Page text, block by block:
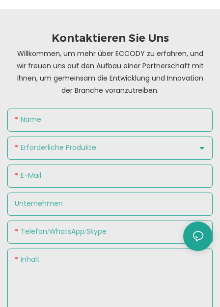
Kontaktieren Sie Uns
Willkommen, um mehr über ECCODY zu erfahren, und
wir freuen uns auf den Aufbau einer Partnerschaft mit
Ihnen, um gemeinsam die Entwicklung und Innovation
der Branche voranzutreiben.
Name
Erforderliche Produkte
E-Mail
Unternehmen
Telefon/WhatsApp/Skype
Inhalt